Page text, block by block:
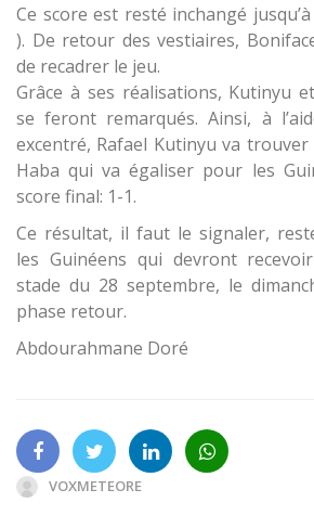
Ce score est resté inchangé
). De retour des vestiaires,
de recadrer le jeu.
Grâce à ses réalisations, Kutinyu
se feront remarqués. Ainsi, à
excentré, Rafael Kutinyu va
Haba qui va égaliser pour les
score final: 1-1.
Ce résultat, il faut le signaler,
les Guinéens qui devront
stade du 28 septembre, le
phase retour.
Abdourahmane Doré
VOXMETEORE